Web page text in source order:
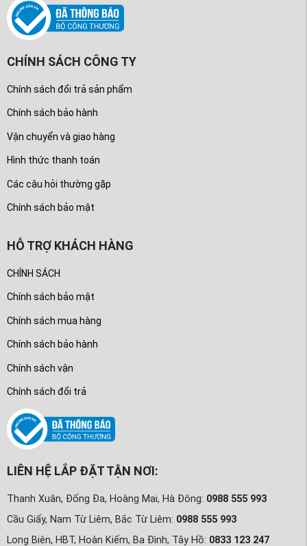
CHÍNH SÁCH CÔNG TY
Chính sách đổi trả sản phẩm
Chính sách bảo hành
Vận chuyển và giao hàng
Hình thức thanh toán
Các câu hỏi thường gặp
Chính sách bảo mật
HỖ TRỢ KHÁCH HÀNG
CHÍNH SÁCH
Chính sách bảo mật
Chính sách mua hàng
Chính sách bảo hành
Chính sách vận
Chính sách đổi trả
LIÊN HỆ LẮP ĐẶT TẬN NƠI:
Thanh Xuân, Đống Đa, Hoàng Mai, Hà Đông: 0988 555 993
Cầu Giấy, Nam Từ Liêm, Bắc Từ Liêm: 0988 555 993
Long Biên, HBT, Hoàn Kiếm, Ba Đình, Tây Hồ: 0833 123 247